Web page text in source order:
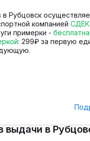
в Рубцовск
компанией СДЕК
примерки -
: 299₽ за первую
выдачи в